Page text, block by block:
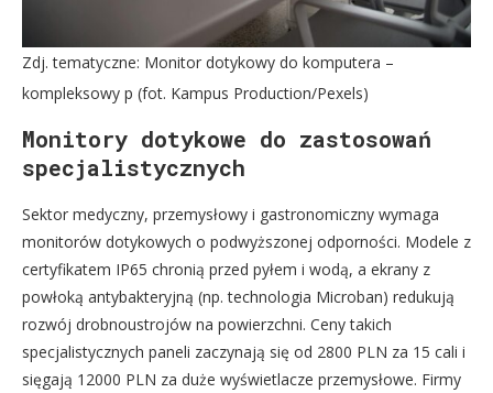
Zdj. tematyczne: Monitor dotykowy do komputera –
kompleksowy p (fot. Kampus Production/Pexels)
Monitory dotykowe do zastosowań
specjalistycznych
Sektor medyczny, przemysłowy i gastronomiczny wymaga
monitorów dotykowych o podwyższonej odporności. Modele z
certyfikatem IP65 chronią przed pyłem i wodą, a ekrany z
powłoką antybakteryjną (np. technologia Microban) redukują
rozwój drobnoustrojów na powierzchni. Ceny takich
specjalistycznych paneli zaczynają się od 2800 PLN za 15 cali i
sięgają 12000 PLN za duże wyświetlacze przemysłowe. Firmy